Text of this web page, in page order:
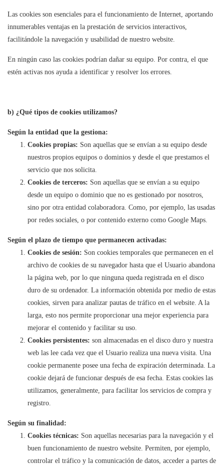
Las cookies son esenciales para el funcionamiento de Internet, aportando
innumerables ventajas en la prestación de servicios interactivos,
facilitándole la navegación y usabilidad de nuestro website.
En ningún caso las cookies podrían dañar su equipo. Por contra, el que
estén activas nos ayuda a identificar y resolver los errores.
b) ¿Qué tipos de cookies utilizamos?
Según la entidad que la gestiona:
Cookies propias: Son aquellas que se envían a su equipo desde
nuestros propios equipos o dominios y desde el que prestamos el
servicio que nos solicita.
Cookies de terceros: Son aquellas que se envían a su equipo
desde un equipo o dominio que no es gestionado por nosotros,
sino por otra entidad colaboradora. Como, por ejemplo, las usadas
por redes sociales, o por contenido externo como Google Maps.
Según el plazo de tiempo que permanecen activadas:
Cookies de sesión: Son cookies temporales que permanecen en el
archivo de cookies de su navegador hasta que el Usuario abandona
la página web, por lo que ninguna queda registrada en el disco
duro de su ordenador. La información obtenida por medio de estas
cookies, sirven para analizar pautas de tráfico en el website. A la
larga, esto nos permite proporcionar una mejor experiencia para
mejorar el contenido y facilitar su uso.
Cookies persistentes: son almacenadas en el disco duro y nuestra
web las lee cada vez que el Usuario realiza una nueva visita. Una
cookie permanente posee una fecha de expiración determinada. La
cookie dejará de funcionar después de esa fecha. Estas cookies las
utilizamos, generalmente, para facilitar los servicios de compra y
registro.
Según su finalidad:
Cookies técnicas: Son aquellas necesarias para la navegación y el
buen funcionamiento de nuestro website. Permiten, por ejemplo,
controlar el tráfico y la comunicación de datos, acceder a partes de